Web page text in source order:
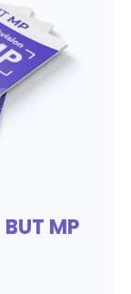
BUT MP